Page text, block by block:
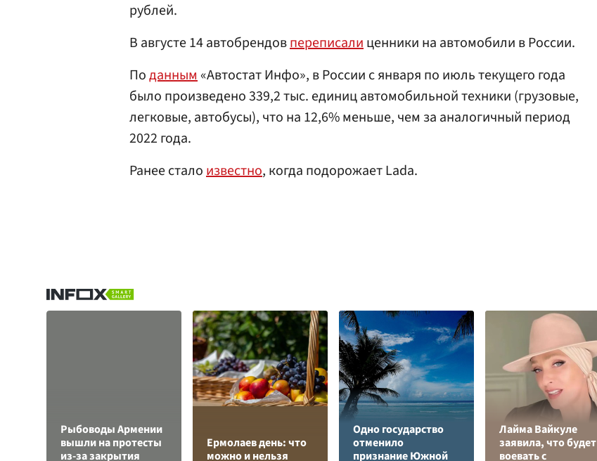
рублей.
В августе 14 автобрендовпереписалиценники на автомобили в России.
Поданным«Автостат Инфо», в России с января по июль текущего года
было произведено 339,2 тыс. единиц автомобильной техники (грузовые,
легковые, автобусы), что на 12,6% меньше, чем за аналогичный период
2022 года.
Ранее сталоизвестно, когда подорожает Lada.
Рыбоводы Армении
вышли на протесты
из-за закрытия
Ермолаев день: что
можно и нельзя
Одно государство
отменило
признание Южной
Лайма Вайкуле
заявила, что будет
воевать с